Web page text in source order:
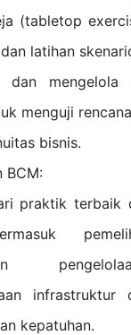
(tabletop
latihan
dan
menguji
bisnis.
BCM:
praktik terbaik
kepatuhan.